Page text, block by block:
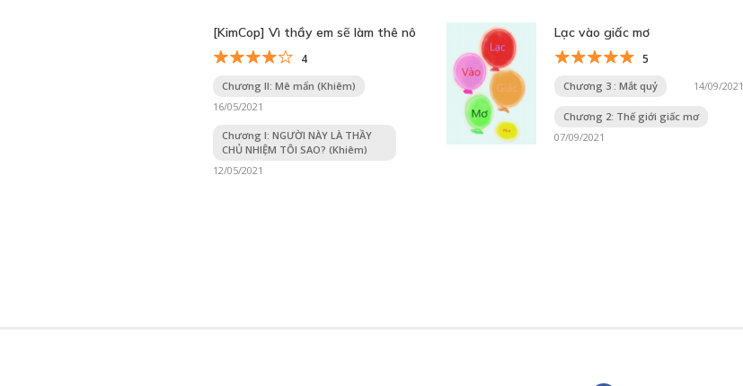
[KimCop] Vì thầy em sẽ làm thê nô
4
Chương II: Mê mẩn (Khiêm)
16/05/2021
Chương I: NGƯỜI NÀY LÀ THẦY
CHỦ NHIỆM TÔI SAO? (Khiêm)
12/05/2021
Lạc vào giấc mơ
5
Chương 3 : Mắt quỷ 14/09/2021
Chương 2: Thế giới giấc mơ
07/09/2021